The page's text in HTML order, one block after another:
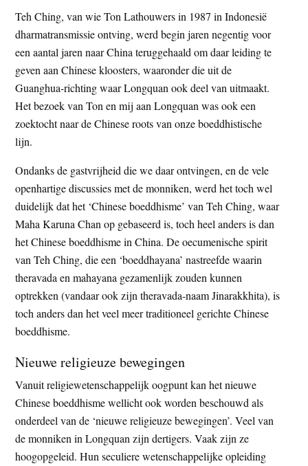
Teh Ching, van wie Ton Lathouwers in 1987 in Indonesië
dharmatransmissie ontving, werd begin jaren negentig voor
een aantal jaren naar China teruggehaald om daar leiding te
geven aan Chinese kloosters, waaronder die uit de
Guanghua-richting waar Longquan ook deel van uitmaakt.
Het bezoek van Ton en mij aan Longquan was ook een
zoektocht naar de Chinese roots van onze boeddhistische
lijn.
Ondanks de gastvrijheid die we daar ontvingen, en de vele
openhartige discussies met de monniken, werd het toch wel
duidelijk dat het ‘Chinese boeddhisme’ van Teh Ching, waar
Maha Karuna Chan op gebaseerd is, toch heel anders is dan
het Chinese boeddhisme in China. De oecumenische spirit
van Teh Ching, die een ‘boeddhayana’ nastreefde waarin
theravada en mahayana gezamenlijk zouden kunnen
optrekken (vandaar ook zijn theravada-naam Jinarakkhita), is
toch anders dan het veel meer traditioneel gerichte Chinese
boeddhisme.
Nieuwe religieuze bewegingen
Vanuit religiewetenschappelijk oogpunt kan het nieuwe
Chinese boeddhisme wellicht ook worden beschouwd als
onderdeel van de ‘nieuwe religieuze bewegingen’. Veel van
de monniken in Longquan zijn dertigers. Vaak zijn ze
hoogopgeleid. Hun seculiere wetenschappelijke opleiding